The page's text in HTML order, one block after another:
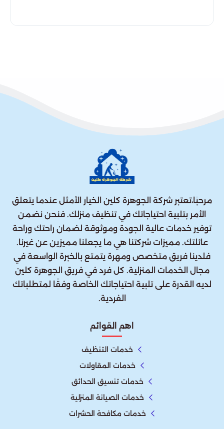
مرحبًا،تعتبر شركة الجوهرة كلين الخيار الأمثل عندما يتعلق
الأمر بتلبية احتياجاتك في تنظيف منزلك. فنحن نضمن
توفير خدمات عالية الجودة وموثوقة لضمان راحتك وراحة
عائلتك. مميزات شركتنا هي ما يجعلنا مميزين عن غيرنا.
فلدينا فريق متخصص ومهرة يتمتع بالخبرة الواسعة في
مجال الخدمات المنزلية. كل فرد في فريق الجوهرة كلين
لديه القدرة على تلبية احتياجاتك الخاصة وفقًا لمتطلباتك
الفردية.
اهم القوائم
خدمات التنظيف
خدمات المقاولات
خدمات تنسيق الحدائق
خدمات الصيانة المنزلية
خدمات مكافحة الحشرات